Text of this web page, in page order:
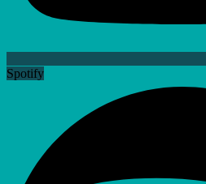
Spotify